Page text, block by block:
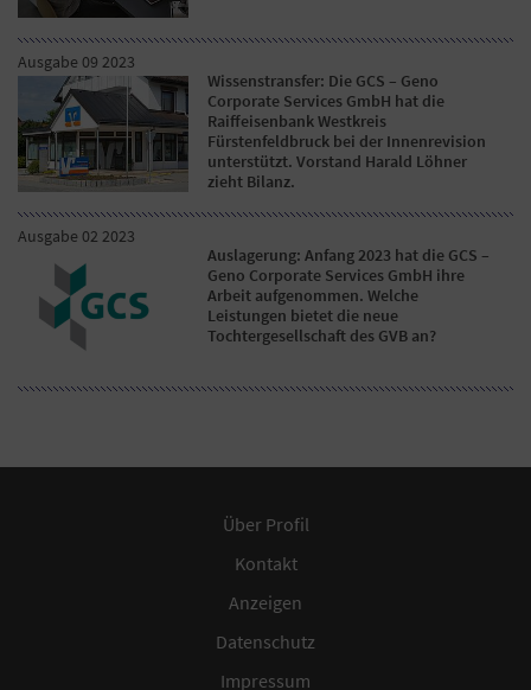
Ausgabe 09 2023
Wissenstransfer: Die GCS – Geno
Corporate Services GmbH hat die
Raiffeisenbank Westkreis
Fürstenfeldbruck bei der Innenrevision
unterstützt. Vorstand Harald Löhner
zieht Bilanz.
Ausgabe 02 2023
Auslagerung: Anfang 2023 hat die GCS –
Geno Corporate Services GmbH ihre
Arbeit aufgenommen. Welche
Leistungen bietet die neue
Tochtergesellschaft des GVB an?
Über Profil
Kontakt
Anzeigen
Datenschutz
Impressum